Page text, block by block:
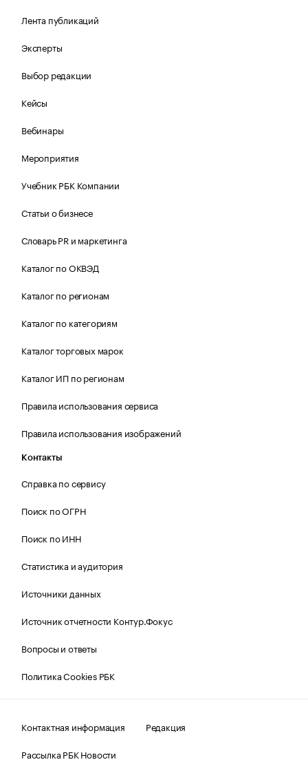
Лента публикаций
Эксперты
Выбор редакции
Кейсы
Вебинары
Мероприятия
Учебник РБК Компании
Статьи о бизнесе
Словарь PR и маркетинга
Каталог по ОКВЭД
Каталог по регионам
Каталог по категориям
Каталог торговых марок
Каталог ИП по регионам
Правила использования сервиса
Правила использования изображений
Контакты
Справка по сервису
Поиск по ОГРН
Поиск по ИНН
Статистика и аудитория
Источники данных
Источник отчетности Контур.Фокус
Вопросы и ответы
Политика Cookies РБК
Контактная информация
Редакция
Рассылка РБК Новости